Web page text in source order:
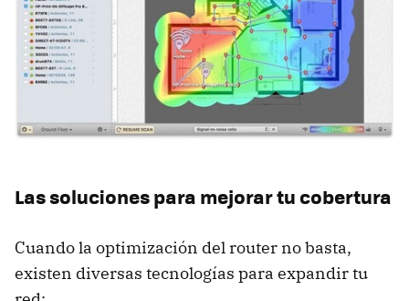
Las soluciones para mejorar tu cobertura
Cuando la optimización del router no basta,
existen diversas tecnologías para expandir tu